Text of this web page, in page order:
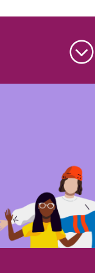
Becas
Graduaciones
CRUCE
Lo más buscado
Carreras
Derecho